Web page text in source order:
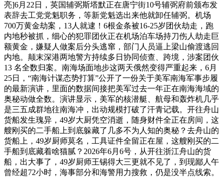
亮]6月22日，英国辅弼斯塔默正在唐宁街10号辅弼府前颁布发
表辞去工党党魁职务，等新党魁选出来他就卸任辅弼。机场
700万黄金劫案，13人就逮！6根金条被16-25岁团伙劫走，跑
内地秒被抓，细心的犯罪团伙正在机场泊车场持刀伤人劫走巨
额黄金，嫌疑人做案后分头逃窜，部门人员逼上梁山偷渡逃回
内地。颠末深港两地警方持续多日协同侦查、跨境，涉案团伙
13 名全数归案。南海场面地步这两天俄然变得严重起来，6月
25日，“南海计谋态势打算”公开了一份关于美军南海军事步履
的最新演讲，里面的数据间接把美军过去一年正在南海海域的
奥秘动做全数。演讲显示，美军的核潜艇、航母和轰炸机几乎
是三五成群地往南海冲，出动规模打破了汗青记载。开往舟山
货船发生瑰异，49岁大厨凭空消逝，随身财件全正在房间，这
艘刚买的二手船上到底躲藏了几多不为人知的奥秘？去舟山的
货船上，49岁厨师莫名，工具证件全留正在屋，这艘刚买的二
手船到底藏着啥猫腻？2026年6月6号，从开往浙江舟山的货
船，出大事了，49岁厨师王锡得大三更就不见了，到现鄙人午
曾经超72小时，海事部分和海警用力搜救，仍是没半点线索。